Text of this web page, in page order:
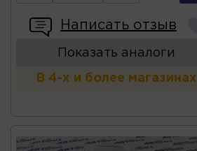
Написать отзыв
Показать аналоги
В 4-х и более магазинах